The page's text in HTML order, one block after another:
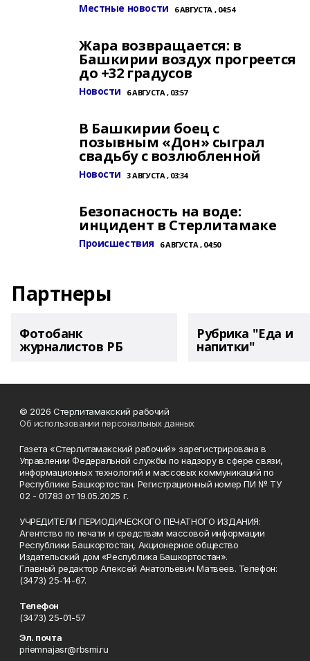
Местные новости 6 АВГУСТА , 04:54
Жара возвращается: в
Башкирии воздух прогреется
до +32 градусов
Новости 6 АВГУСТА , 03:57
В Башкирии боец с
позывным «Дон» сыграл
свадьбу с возлюбленной
Новости 3 АВГУСТА , 03:34
Безопасность на воде:
инцидент в Стерлитамаке
Происшествия 6 АВГУСТА , 04:50
Партнеры
Фотобанк
журналистов РБ
Рубрика "Еда и
напитки"
© 2026 Стерлитамакский рабочий
Об использовании персональных данных
Газета «Стерлитамакский рабочий» зарегистрирована в
Управлении Федеральной службы по надзору в сфере связи,
информационных технологий и массовых коммуникаций по
Республике Башкортостан. Регистрационный номер ПИ № ТУ
02 - 01783 от 19.05.2025 г.
УЧРЕДИТЕЛИ ПЕРИОДИЧЕСКОГО ПЕЧАТНОГО ИЗДАНИЯ:
Агентство по печати и средствам массовой информации
Республики Башкортостан, Акционерное общество
Издательский дом «Республика Башкортостан».
Главный редактор Алексей Анатольевич Матвеев. Телефон:
(3473) 25-14-67.
Телефон
(3473) 25-01-57
Эл. почта
priemnajasr@rbsmi.ru